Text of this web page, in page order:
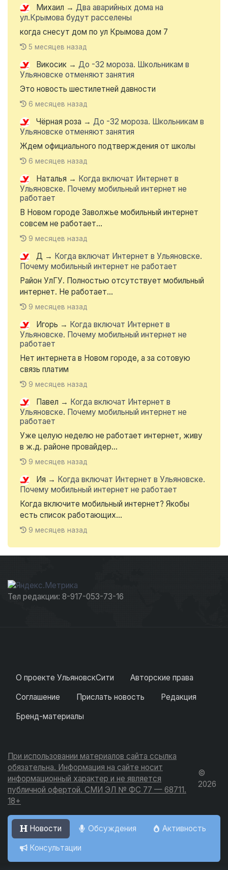
Михаил → Два аварийных дома на
ул.Крымова будут расселены
когда снесут дом по ул Крымова дом 7
5 месяцев назад
Викосик → До -32 мороза. Школьникам в
Ульяновске отменяют занятия
Это новость шестилетней давности
6 месяцев назад
Чёрная роза → До -32 мороза. Школьникам в
Ульяновске отменяют занятия
Ждем официального подтверждения от школы
6 месяцев назад
Наталья → Когда включат Интернет в
Ульяновске. Почему мобильный интернет не
работает
В Новом городе Заволжье мобильный интернет
совсем не работает...
9 месяцев назад
Д → Когда включат Интернет в Ульяновске.
Почему мобильный интернет не работает
Район УлГУ. Полностью отсутствует мобильный
интернет. Не работает...
9 месяцев назад
Игорь → Когда включат Интернет в
Ульяновске. Почему мобильный интернет не
работает
Нет интернета в Новом городе, а за сотовую
связь платим
9 месяцев назад
Павел → Когда включат Интернет в
Ульяновске. Почему мобильный интернет не
работает
Уже целую неделю не работает интернет, живу
в ж.д. районе провайдер...
9 месяцев назад
Ия → Когда включат Интернет в Ульяновске.
Почему мобильный интернет не работает
Когда включите мобильный интернет? Якобы
есть список работающих...
9 месяцев назад
Тел редакции: 8-917-053-73-16
О проекте УльяновскСити
Авторские права
Соглашение
Прислать новость
Редакция
Бренд-материалы
При использовании материалов сайта ссылка
обязательна. Информация на сайте носит
информационный характер и не является
публичной офертой. СМИ ЭЛ № ФС 77 — 68711.
18+
©
2026
Новости Обсуждения
Активность
Консультации